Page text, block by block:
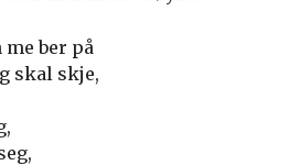
me ber på
skal skje,